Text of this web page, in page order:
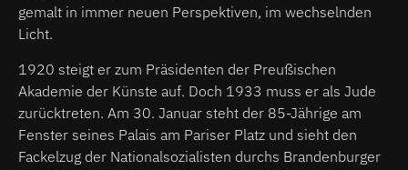
gemalt in immer neuen Perspektiven, im wechselnden
Licht.
1920 steigt er zum Präsidenten der Preußischen
Akademie der Künste auf. Doch 1933 muss er als Jude
zurücktreten. Am 30. Januar steht der 85-Jährige am
Fenster seines Palais am Pariser Platz und sieht den
Fackelzug der Nationalsozialisten durchs Brandenburger